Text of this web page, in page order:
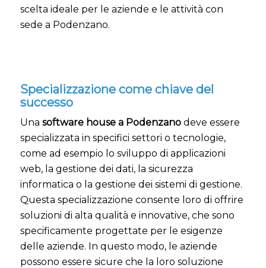
scelta ideale per le aziende e le attività con
sede a Podenzano.
Specializzazione come chiave del
successo
Una software house a Podenzanodeve essere
specializzata in specifici settori o tecnologie,
come ad esempio lo sviluppo di applicazioni
web, la gestione dei dati, la sicurezza
informatica o la gestione dei sistemi di gestione.
Questa specializzazione consente loro di offrire
soluzioni di alta qualità e innovative, che sono
specificamente progettate per le esigenze
delle aziende. In questo modo, le aziende
possono essere sicure che la loro soluzione